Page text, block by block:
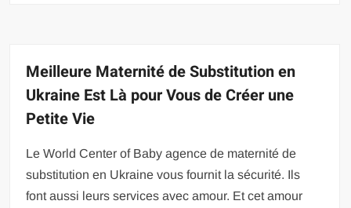
Meilleure Maternité de Substitution en
Ukraine Est Là pour Vous de Créer une
Petite Vie
Le World Center of Baby agence de maternité de
substitution en Ukraine vous fournit la sécurité. Ils
font aussi leurs services avec amour. Et cet amour